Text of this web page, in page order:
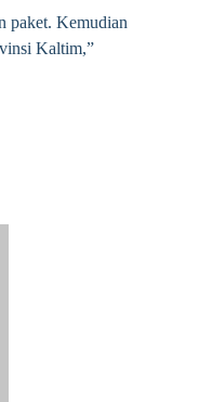
paket. Kemudian
Kaltim,”